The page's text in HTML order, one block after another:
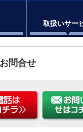
取扱いサー
問合せ